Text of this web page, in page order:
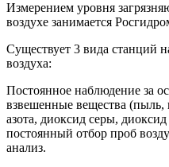
Измерением уровня
воздухе занимается
Существует 3 вида станций
воздуха:
Постоянное наблюдение за
взвешенные вещества
азота, диоксид серы,
постоянный отбор проб
анализ.